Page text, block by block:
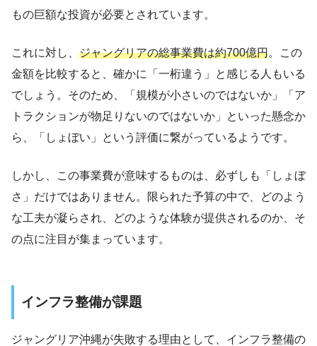
もの巨額な投資が必要とされています。
これに対し、 ジャングリアの総事業費は約700億円。この
金額を比較すると、確かに「一桁違う」と感じる人もいる
でしょう。そのため、「規模が小さいのではないか」「ア
トラクションが物足りないのではないか」といった懸念か
ら、「しょぼい」という評価に繋がっているようです。
しかし、この事業費が意味するものは、必ずしも「しょぼ
さ」だけではありません。限られた予算の中で、どのよう
な工夫が凝らされ、どのような体験が提供されるのか、そ
の点に注目が集まっています。
インフラ整備が課題
ジャングリア沖縄が失敗する理由として、インフラ整備の